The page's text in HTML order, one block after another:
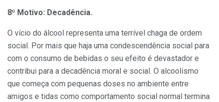
8º Motivo: Decadência.
O vício do álcool representa uma terrível chaga de ordem
social. Por mais que haja uma condescendência social para
com o consumo de bebidas o seu efeito é devastador e
contribui para a decadência moral e social. O alcoolismo
que começa com pequenas doses no ambiente entre
amigos e tidas como comportamento social normal termina